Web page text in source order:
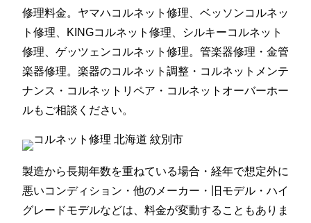
修理料金。ヤマハコルネット修理、ベッソンコルネッ
ト修理、KINGコルネット修理、シルキーコルネット
修理、ゲッツェンコルネット修理。管楽器修理・金管
楽器修理。楽器のコルネット調整・コルネットメンテ
ナンス・コルネットリペア・コルネットオーバーホー
ルもご相談ください。
製造から長期年数を重ねている場合・経年で想定外に
悪いコンディション・他のメーカー・旧モデル・ハイ
グレードモデルなどは、料金が変動することもありま